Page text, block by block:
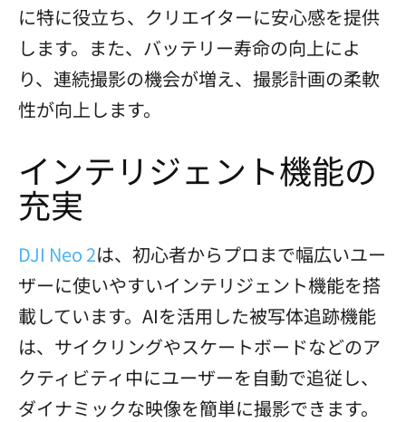
に特に役立ち、クリエイターに安心感を提供
します。また、バッテリー寿命の向上によ
り、連続撮影の機会が増え、撮影計画の柔軟
性が向上します。
インテリジェント機能の
充実
DJI Neo 2は、初心者からプロまで幅広いユー
ザーに使いやすいインテリジェント機能を搭
載しています。AIを活用した被写体追跡機能
は、サイクリングやスケートボードなどのア
クティビティ中にユーザーを自動で追従し、
ダイナミックな映像を簡単に撮影できます。